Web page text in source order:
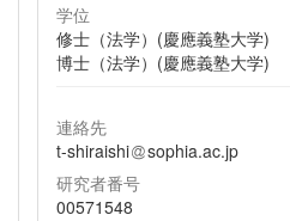
学位
修士（法学）(慶應義塾大学)
博士（法学）(慶應義塾大学)
連絡先
t-shiraishi
sophia.ac.jp
研究者番号
00571548